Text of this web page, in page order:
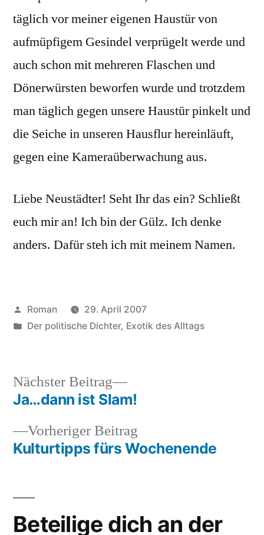
täglich vor meiner eigenen Haustür von
aufmüpfigem Gesindel verprügelt werde und
auch schon mit mehreren Flaschen und
Dönerwürsten beworfen wurde und trotzdem
man täglich gegen unsere Haustür pinkelt und
die Seiche in unseren Hausflur hereinläuft,
gegen eine Kameraüberwachung aus.
Liebe Neustädter! Seht Ihr das ein? Schließt
euch mir an! Ich bin der Gülz. Ich denke
anders. Dafür steh ich mit meinem Namen.
Veröffentlicht
von
Roman
29. April 2007
Veröffentlicht
Der politische Dichter, Exotik des Alltags
Beitragsnavigation
Vorheriger Beitrag
Beitrag:
Kulturtipps fürs Wochenende
Nächster Beitrag
Nächster
Beitrag:
Ja…dann ist Slam!
Beteilige dich an der